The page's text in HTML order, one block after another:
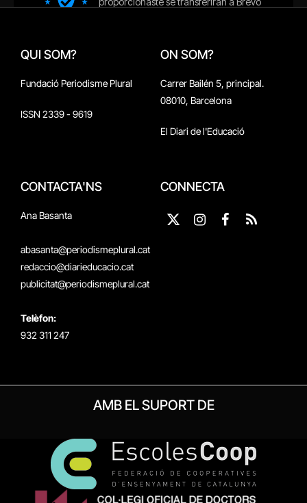
QUI SOM?
Fundació Periodisme Plural
ISSN 2339 - 9619
ON SOM?
Carrer Bailén 5, principal.
08010, Barcelona
El Diari de l'Educació
CONTACTA'NS
Ana Basanta
abasanta@periodismeplural.cat
redaccio@diarieducacio.cat
publicitat@periodismeplural.cat
Telèfon:
932 311 247
CONNECTA
X
Instagram
Facebook
RSS
AMB EL SUPORT DE